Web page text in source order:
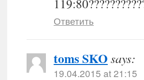
Ответить
toms SKO says:
19.04.2015 at 21:15